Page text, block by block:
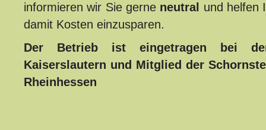
informieren wir Sie gerne neutral und helfen
damit Kosten einzusparen.
Der Betrieb ist eingetragen bei der
Kaiserslautern und Mitglied der
Rheinhessen